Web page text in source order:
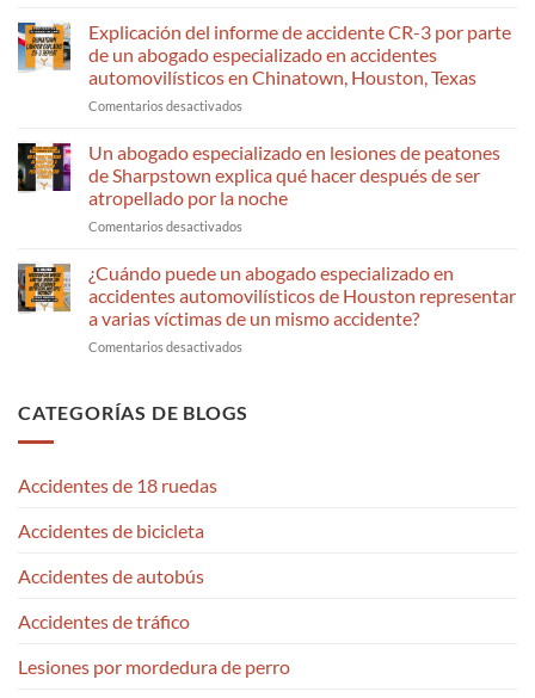
Claim?
A
Katy
Personal
Lawyer
Talks
Deadlines
Premises
Liability
Lawyer
Proves
Slip
and
Fall
Claim
in
Village
Explicación del informe de accidente CR-3 por parte
de un abogado especializado en accidentes
automovilísticos en Chinatown, Houston, Texas
Comentarios desactivados
3
Crash
Report
Explained
by
Car
Wreck
Attorney
in
Chinatown,
Un abogado especializado en lesiones de peatones
de Sharpstown explica qué hacer después de ser
atropellado por la noche
Comentarios desactivados
Pedestrian
Injury
Attorney
Explains
What
After
¿Cuándo puede un abogado especializado en
accidentes automovilísticos de Houston representar
a varias víctimas de un mismo accidente?
Comentarios desactivados
a
CATEGORÍAS DE BLOGS
Accidentes de 18 ruedas
Accidentes de bicicleta
Accidentes de autobús
Accidentes de tráfico
Lesiones por mordedura de perro